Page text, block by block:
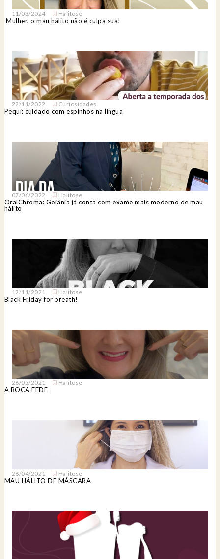
11/03/2024 Halitose
Mulher, o mau hálito não é culpa sua!
22/11/2022 Curiosidades
Pequi: cuidado com espinhos na língua
07/06/2022 Halitose
OralChroma: Goiânia já conta com exame mais moderno de mau
hálito
12/11/2021 Halitose
Black Friday for breath!
26/05/2021 Halitose
A BOCA FEDE
28/04/2021 Halitose
MAU HÁLITO DE MÁSCARA